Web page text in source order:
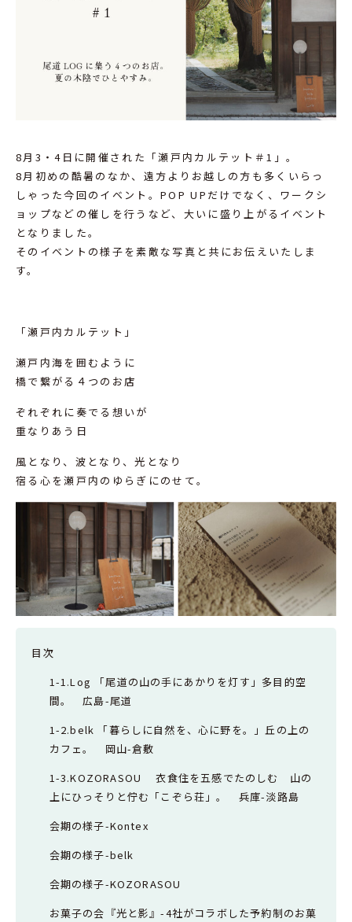
8月3・4日に開催された「瀬戸内カルテット＃1」。
8月初めの酷暑のなか、遠方よりお越しの方も多くいらっ
しゃった今回のイベント。POP UPだけでなく、ワークシ
ョップなどの催しを行うなど、大いに盛り上がるイベント
となりました。
そのイベントの様子を素敵な写真と共にお伝えいたしま
す。
「瀬戸内カルテット」
瀬戸内海を囲むように
橋で繋がる４つのお店
ぞれぞれに奏でる想いが
重なりあう日
風となり、波となり、光となり
宿る心を瀬戸内のゆらぎにのせて。
目次
1-1.Log 「尾道の山の手にあかりを灯す」多目的空
間。 広島-尾道
1-2.belk 「暮らしに自然を、心に野を。」丘の上の
カフェ。 岡山-倉敷
1-3.KOZORASOU 衣食住を五感でたのしむ 山の
上にひっそりと佇む「こぞら荘」。 兵庫-淡路島
会期の様子-Kontex
会期の様子-belk
会期の様子-KOZORASOU
お菓子の会『光と影』-4社がコラボした予約制のお菓